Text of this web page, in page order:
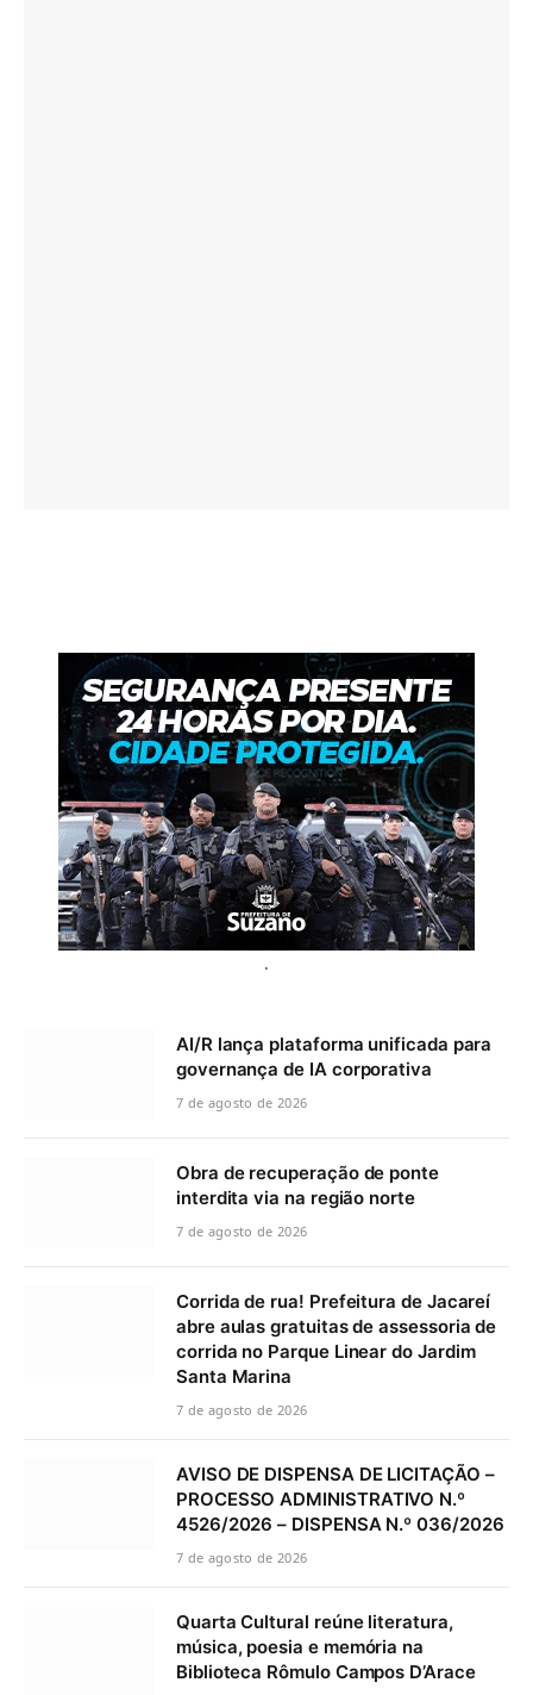
.
AI/R lança plataforma unificada para
governança de IA corporativa
7 de agosto de 2026
Obra de recuperação de ponte
interdita via na região norte
7 de agosto de 2026
Corrida de rua! Prefeitura de Jacareí
abre aulas gratuitas de assessoria de
corrida no Parque Linear do Jardim
Santa Marina
7 de agosto de 2026
AVISO DE DISPENSA DE LICITAÇÃO –
PROCESSO ADMINISTRATIVO N.º
4526/2026 – DISPENSA N.º 036/2026
7 de agosto de 2026
Quarta Cultural reúne literatura,
música, poesia e memória na
Biblioteca Rômulo Campos D’Arace